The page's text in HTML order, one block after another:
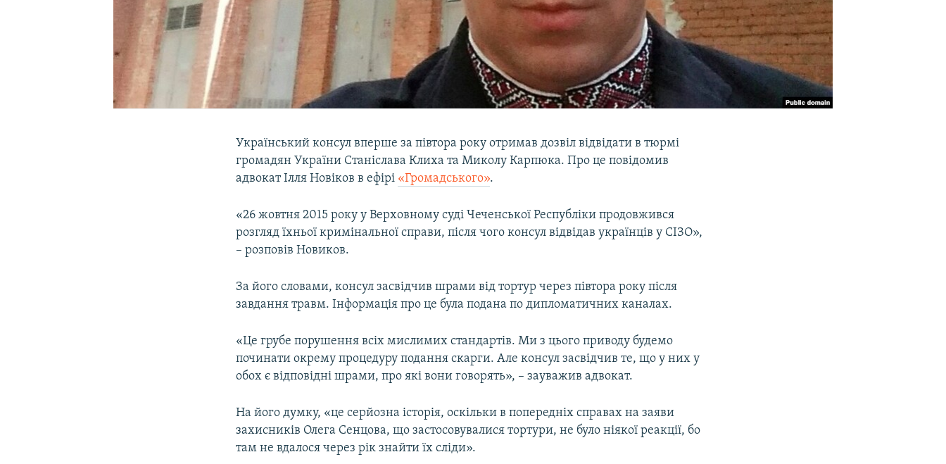
Український консул вперше за півтора року отримав дозвіл відвідати в тюрмі
громадян України Станіслава Клиха та Миколу Карпюка. Про це повідомив
адвокат Ілля Новіков в ефірі «Громадського».
«26 жовтня 2015 року у Верховному суді Чеченської Республіки продовжився
розгляд їхньої кримінальної справи, після чого консул відвідав українців у СІЗО»,
– розповів Новиков.
За його словами, консул засвідчив шрами від тортур через півтора року після
завдання травм. Інформація про це була подана по дипломатичних каналах.
«Це грубе порушення всіх мислимих стандартів. Ми з цього приводу будемо
починати окрему процедуру подання скарги. Але консул засвідчив те, що у них у
обох є відповідні шрами, про які вони говорять», – зауважив адвокат.
На його думку, «це серйозна історія, оскільки в попередніх справах на заяви
захисників Олега Сенцова, що застосовувалися тортури, не було ніякої реакції, бо
там не вдалося через рік знайти їх сліди».